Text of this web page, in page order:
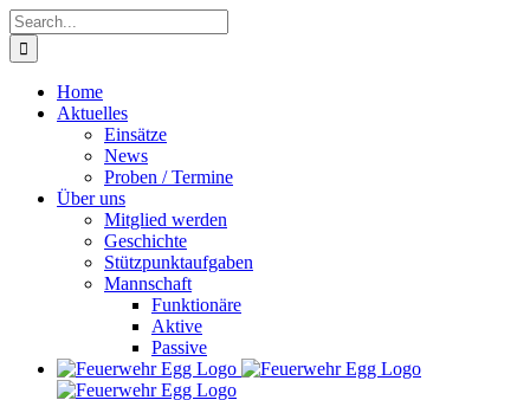
Skip
to
content
Search
for:
Home
Aktuelles
Einsätze
News
Proben / Termine
Über uns
Mitglied werden
Geschichte
Stützpunktaufgaben
Mannschaft
Funktionäre
Aktive
Passive